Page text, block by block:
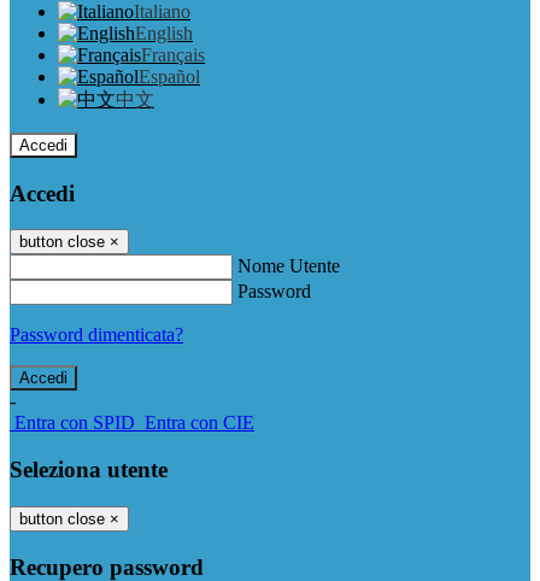
Italiano
English
Français
Español
中文
Accedi
Accedi
button close ×
Nome Utente
Password
Password dimenticata?
-
Entra con SPID Entra con CIE
Seleziona utente
button close ×
Recupero password